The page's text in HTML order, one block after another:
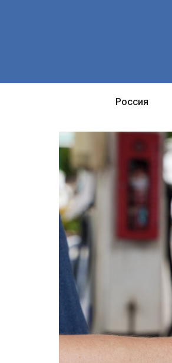
Россия